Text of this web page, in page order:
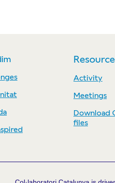
Activity
Meetings
Download
files